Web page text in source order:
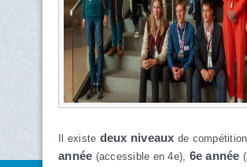
Il existe deux niveaux de
année (accessible en 4e), 6e année